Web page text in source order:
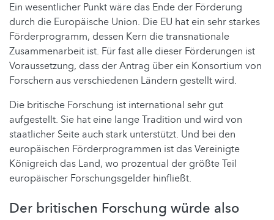
Ein wesentlicher Punkt wäre das Ende der Förderung
durch die Europäische Union. Die EU hat ein sehr starkes
Förderprogramm, dessen Kern die transnationale
Zusammenarbeit ist. Für fast alle dieser Förderungen ist
Voraussetzung, dass der Antrag über ein Konsortium von
Forschern aus verschiedenen Ländern gestellt wird.
Die britische Forschung ist international sehr gut
aufgestellt. Sie hat eine lange Tradition und wird von
staatlicher Seite auch stark unterstützt. Und bei den
europäischen Förderprogrammen ist das Vereinigte
Königreich das Land, wo prozentual der größte Teil
europäischer Forschungsgelder hinfließt.
Der britischen Forschung würde also